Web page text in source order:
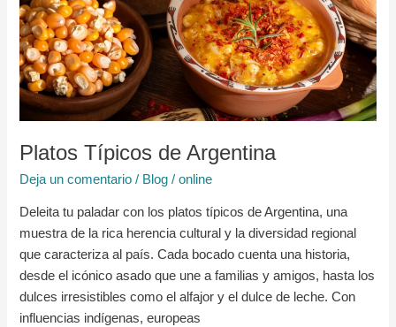
Platos Típicos de Argentina
Deja un comentario / Blog /online
Deleita tu paladar con los platos típicos de Argentina, una
muestra de la rica herencia cultural y la diversidad regional
que caracteriza al país. Cada bocado cuenta una historia,
desde el icónico asado que une a familias y amigos, hasta los
dulces irresistibles como el alfajor y el dulce de leche. Con
influencias indígenas, europeas
de
Argentina